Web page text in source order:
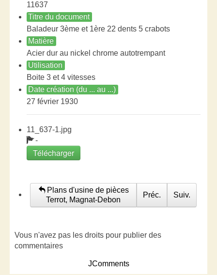
11637
Titre du document
Baladeur 3ème et 1ère 22 dents 5 crabots
Matière
Acier dur au nickel chrome autotrempant
Utilisation
Boite 3 et 4 vitesses
Date création (du ... au ...)
27 février 1930
11_637-1.jpg
-
Télécharger
Plans d'usine de pièces
Terrot, Magnat-Debon
Préc. Suiv.
Vous n'avez pas les droits pour publier des
commentaires
JComments